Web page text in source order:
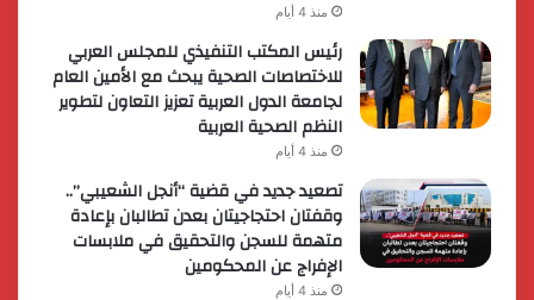
منذ 4 أيام
رئيس المكتب التنفيذي للمجلس العربي
للاختصاصات الصحية يبحث مع الأمين العام
لجامعة الدول العربية تعزيز التعاون لتطوير
النظم الصحية العربية
منذ 4 أيام
تصعيد جديد في قضية “أنجل الشعيبي”..
وقفتان احتجاجيتان بعدن تطالبان بإعادة
متهمة للسجن والتحقيق في ملابسات
الإفراج عن المحكومين
منذ 4 أيام